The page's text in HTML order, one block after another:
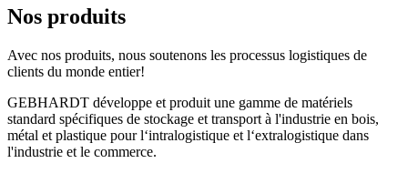
Nos produits
Avec nos produits, nous soutenons les processus logistiques de
clients du monde entier!
GEBHARDT développe et produit une gamme de matériels
standard spécifiques de stockage et transport à l'industrie en bois,
métal et plastique pour l‘intralogistique et l‘extralogistique dans
l'industrie et le commerce.